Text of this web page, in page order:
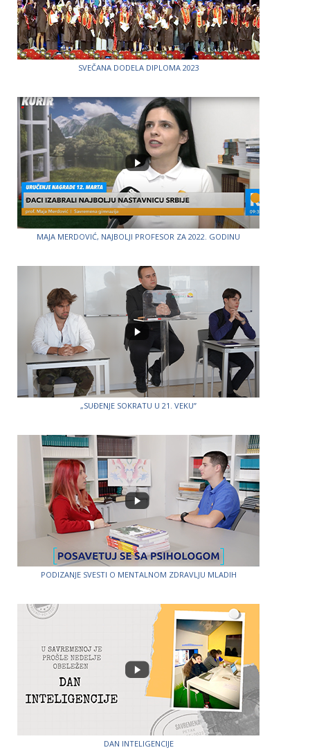
SVEČANA DODELA DIPLOMA 2023
MAJA MERDOVIĆ, NAJBOLJI PROFESOR ZA 2022. GODINU
„SUĐENJE SOKRATU U 21. VEKU”
PODIZANJE SVESTI O MENTALNOM ZDRAVLJU MLADIH
DAN INTELIGENCIJE